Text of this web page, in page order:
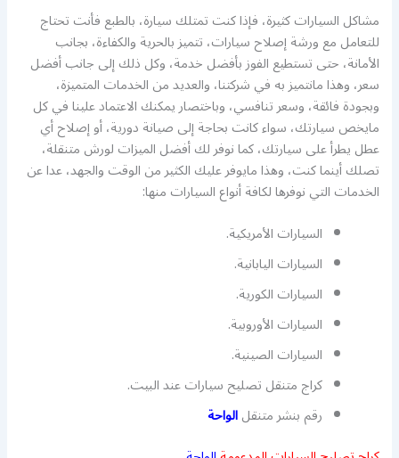
مشاكل السيارات كثيرة، فإذا كنت تمتلك سيارة، بالطبع فأنت تحتاج
للتعامل مع ورشة إصلاح سيارات، تتميز بالحرية والكفاءة، بجانب
الأمانة، حتى تستطيع الفوز بأفضل خدمة، وكل ذلك إلى جانب أفضل
سعر، وهذا مانتميز به في شركتنا، والعديد من الخدمات المتميزة،
وبجودة فائقة، وسعر تنافسي، وباختصار يمكنك الاعتماد علينا في كل
مايخص سيارتك، سواء كانت بحاجة إلى صيانة دورية، أو إصلاح أي
عطل يطرأ على سيارتك، كما نوفر لك أفضل الميزات لورش متنقلة،
تصلك أينما كنت، وهذا مايوفر عليك الكثير من الوقت والجهد، عدا عن
الخدمات التي نوفرها لكافة أنواع السيارات منها:
السيارات الأمريكية.
السيارات اليابانية.
السيارات الكورية.
السيارات الأوروبية.
السيارات الصينية.
كراج متنقل تصليح سيارات عند البيت.
رقم بنشر متنقلالواحة